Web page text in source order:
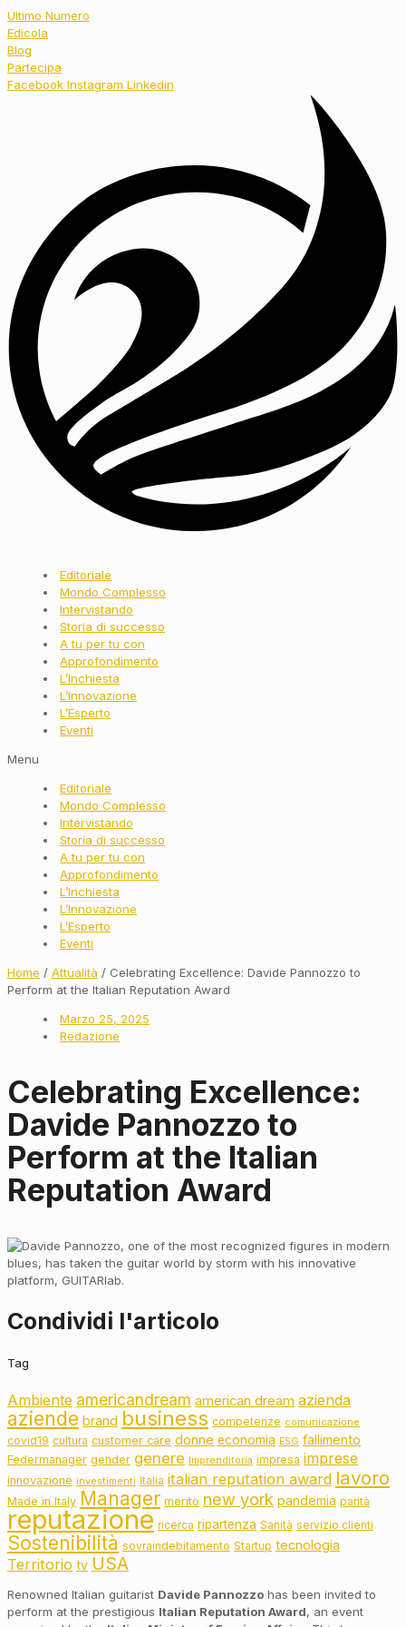
Ultimo Numero
Edicola
Blog
Partecipa
Facebook Instagram Linkedin
Editoriale
Mondo Complesso
Intervistando
Storia di successo
A tu per tu con
Approfondimento
L’Inchiesta
L’Innovazione
L’Esperto
Eventi
Menu
Editoriale
Mondo Complesso
Intervistando
Storia di successo
A tu per tu con
Approfondimento
L’Inchiesta
L’Innovazione
L’Esperto
Eventi
Home / Attualità / Celebrating Excellence: Davide Pannozzo to
Perform at the Italian Reputation Award
Marzo 25, 2025
Redazione
Celebrating Excellence:
Davide Pannozzo to
Perform at the Italian
Reputation Award
Condividi l'articolo
Tag
Ambiente americandream american dream azienda
aziende brand business competenze comunicazione
covid19 cultura customer care donne economia ESG fallimento
Federmanager gender genere Imprenditoria impresa imprese
innovazione investimenti Italia italian reputation award lavoro
Made in Italy Manager merito new york pandemia parità
reputazione ricerca ripartenza Sanità servizio clienti
Sostenibilità sovraindebitamento Startup tecnologia
Territorio tv USA
Renowned Italian guitarist Davide Pannozzo has been invited to
perform at the prestigious Italian Reputation Award, an event